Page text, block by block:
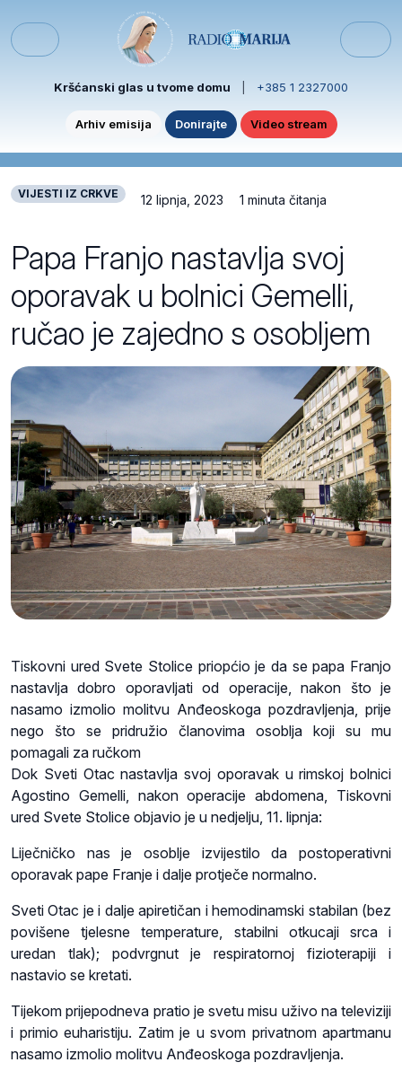
Menu
Kršćanski glas u tvome domu +385 1 2327000
Arhiv emisija Donirajte Video stream
VIJESTI IZ CRKVE 12 lipnja, 2023 1 minuta čitanja
Papa Franjo nastavlja svoj
oporavak u bolnici Gemelli,
ručao je zajedno s osobljem
Tiskovni ured Svete Stolice priopćio je da se papa Franjo
nastavlja dobro oporavljati od operacije, nakon što je
nasamo izmolio molitvu Anđeoskoga pozdravljenja, prije
nego što se pridružio članovima osoblja koji su mu
pomagali za ručkom
Dok Sveti Otac nastavlja svoj oporavak u rimskoj bolnici
Agostino Gemelli, nakon operacije abdomena, Tiskovni
ured Svete Stolice objavio je u nedjelju, 11. lipnja:
Liječničko nas je osoblje izvijestilo da postoperativni
oporavak pape Franje i dalje protječe normalno.
Sveti Otac je i dalje apiretičan i hemodinamski stabilan (bez
povišene tjelesne temperature, stabilni otkucaji srca i
uredan tlak); podvrgnut je respiratornoj fizioterapiji i
nastavio se kretati.
Tijekom prijepodneva pratio je svetu misu uživo na televiziji
i primio euharistiju. Zatim je u svom privatnom apartmanu
nasamo izmolio molitvu Anđeoskoga pozdravljenja.